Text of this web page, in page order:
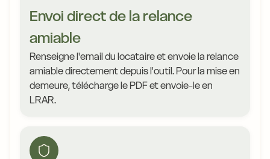
Envoi direct de la relance
amiable
Renseigne l'email du locataire et envoie la relance
amiable directement depuis l'outil. Pour la mise en
demeure, télécharge le PDF et envoie-le en
LRAR.